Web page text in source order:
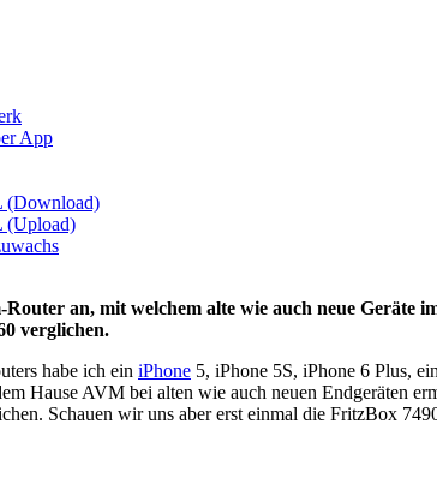
App
(Download)
(Upload)
an, mit welchem alte wie auch neue Geräte
verglichen.
habe ich ein iPhone 5, iPhone 5S, iPhone 6 Plus,
Hause AVM bei alten wie auch neuen Endgeräten
Schauen wir uns aber erst einmal die FritzBox